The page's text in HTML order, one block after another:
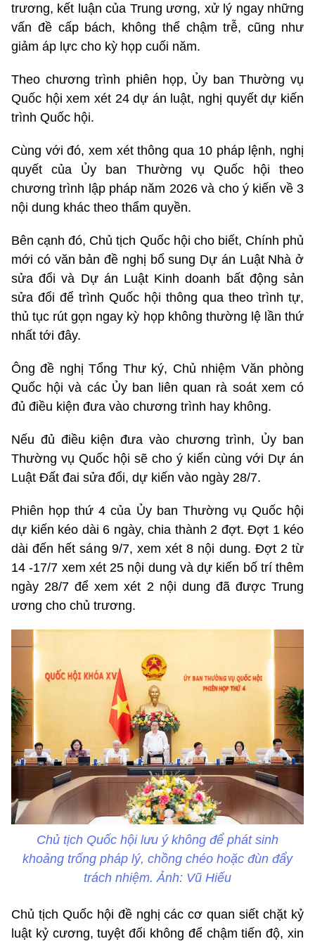
trương, kết luận của Trung ương, xử lý ngay những
vấn đề cấp bách, không thể chậm trễ, cũng như
giảm áp lực cho kỳ họp cuối năm.
Theo chương trình phiên họp, Ủy ban Thường vụ
Quốc hội xem xét 24 dự án luật, nghị quyết dự kiến
trình Quốc hội.
Cùng với đó, xem xét thông qua 10 pháp lệnh, nghị
quyết của Ủy ban Thường vụ Quốc hội theo
chương trình lập pháp năm 2026 và cho ý kiến về 3
nội dung khác theo thẩm quyền.
Bên cạnh đó, Chủ tịch Quốc hội cho biết, Chính phủ
mới có văn bản đề nghị bổ sung Dự án Luật Nhà ở
sửa đổi và Dự án Luật Kinh doanh bất động sản
sửa đổi để trình Quốc hội thông qua theo trình tự,
thủ tục rút gọn ngay kỳ họp không thường lệ lần thứ
nhất tới đây.
Ông đề nghị Tổng Thư ký, Chủ nhiệm Văn phòng
Quốc hội và các Ủy ban liên quan rà soát xem có
đủ điều kiện đưa vào chương trình hay không.
Nếu đủ điều kiện đưa vào chương trình, Ủy ban
Thường vụ Quốc hội sẽ cho ý kiến cùng với Dự án
Luật Đất đai sửa đổi, dự kiến vào ngày 28/7.
Phiên họp thứ 4 của Ủy ban Thường vụ Quốc hội
dự kiến kéo dài 6 ngày, chia thành 2 đợt. Đợt 1 kéo
dài đến hết sáng 9/7, xem xét 8 nội dung. Đợt 2 từ
14 -17/7 xem xét 25 nội dung và dự kiến bố trí thêm
ngày 28/7 để xem xét 2 nội dung đã được Trung
ương cho chủ trương.
Chủ tịch Quốc hội lưu ý không để phát sinh
khoảng trống pháp lý, chồng chéo hoặc đùn đẩy
trách nhiệm. Ảnh: Vũ Hiếu
Chủ tịch Quốc hội đề nghị các cơ quan siết chặt kỷ
luật kỷ cương, tuyệt đối không để chậm tiến độ, xin